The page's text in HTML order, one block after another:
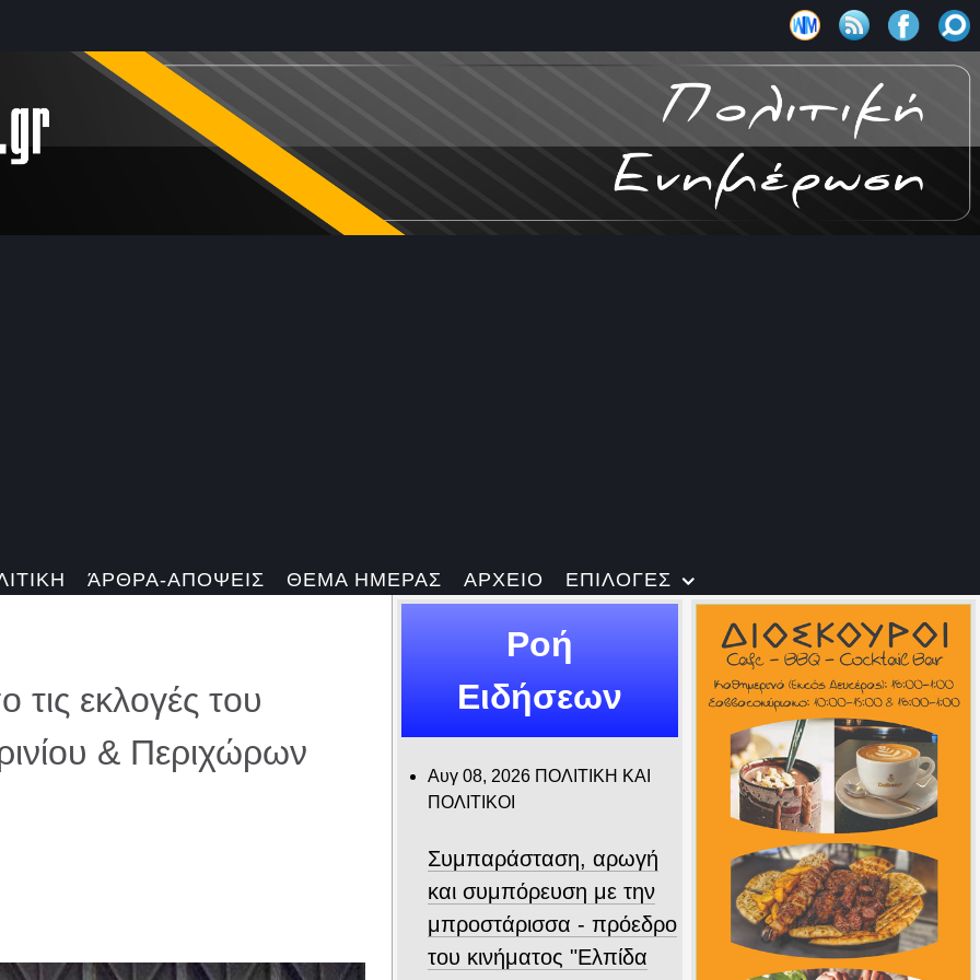
ΆΡΘΡΑ-ΑΠΟΨΕΙΣ ΘΕΜΑ ΗΜΕΡΑΣ ΑΡΧΕΙΟ ΕΠΙΛΟΓΕΣ
εκλογές του
& Περιχώρων
Ροή
Ειδήσεων
Αυγ 08, 2026 ΠΟΛΙΤΙΚΗ ΚΑΙ
ΠΟΛΙΤΙΚΟΙ
Συμπαράσταση, αρωγή
και συμπόρευση με την
μπροστάρισσα - πρόεδρο
του κινήματος "Ελπίδα